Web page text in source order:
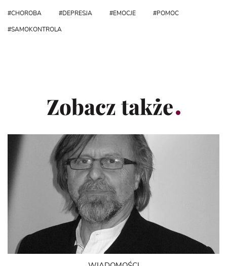
CHOROBA DEPRESJA EMOCJE POMOC
SAMOKONTROLA
Zobacz także